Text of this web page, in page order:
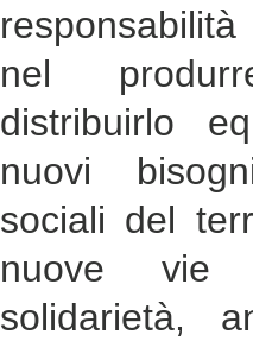
nel
distribuirlo
nuovi
sociali del
nuove
solidarietà,